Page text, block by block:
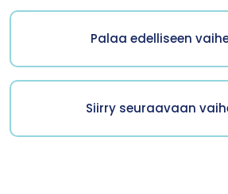
Palaa edelliseen
Siirry seuraavaan